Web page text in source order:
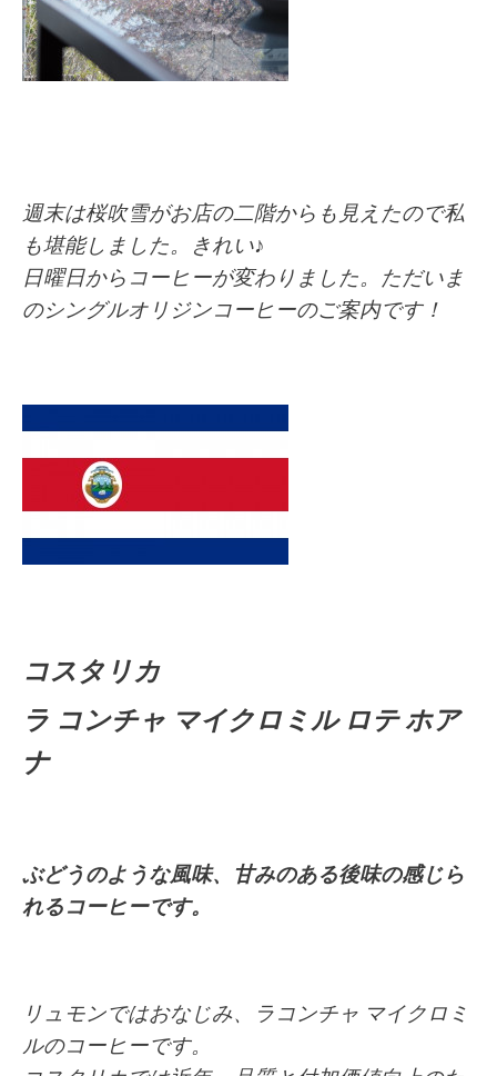
週末は桜吹雪がお店の二階からも見えたので私
も堪能しました。きれい♪
日曜日からコーヒーが変わりました。ただいま
のシングルオリジンコーヒーのご案内です！
コスタリカ
ラ コンチャ マイクロミル ロテ ホア
ナ
ぶどうのような風味、甘みのある後味の感じら
れるコーヒーです。
リュモンではおなじみ、ラコンチャ マイクロミ
ルのコーヒーです。